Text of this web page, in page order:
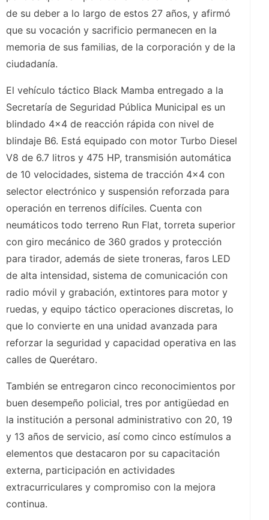
de su deber a lo largo de estos 27 años, y afirmó
que su vocación y sacrificio permanecen en la
memoria de sus familias, de la corporación y de la
ciudadanía.
El vehículo táctico Black Mamba entregado a la
Secretaría de Seguridad Pública Municipal es un
blindado 4×4 de reacción rápida con nivel de
blindaje B6. Está equipado con motor Turbo Diesel
V8 de 6.7 litros y 475 HP, transmisión automática
de 10 velocidades, sistema de tracción 4×4 con
selector electrónico y suspensión reforzada para
operación en terrenos difíciles. Cuenta con
neumáticos todo terreno Run Flat, torreta superior
con giro mecánico de 360 grados y protección
para tirador, además de siete troneras, faros LED
de alta intensidad, sistema de comunicación con
radio móvil y grabación, extintores para motor y
ruedas, y equipo táctico operaciones discretas, lo
que lo convierte en una unidad avanzada para
reforzar la seguridad y capacidad operativa en las
calles de Querétaro.
También se entregaron cinco reconocimientos por
buen desempeño policial, tres por antigüedad en
la institución a personal administrativo con 20, 19
y 13 años de servicio, así como cinco estímulos a
elementos que destacaron por su capacitación
externa, participación en actividades
extracurriculares y compromiso con la mejora
continua.